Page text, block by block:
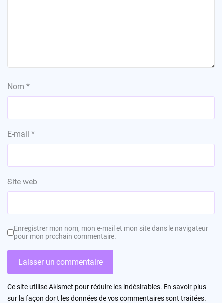
Nom *
E-mail *
Site web
Enregistrer mon nom, mon e-mail et mon site dans le navigateur
pour mon prochain commentaire.
Ce site utilise Akismet pour réduire les indésirables. En savoir plus
sur la façon dont les données de vos commentaires sont traitées.